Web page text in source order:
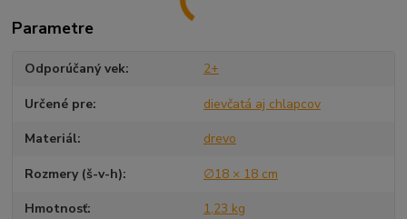
Parametre
Odporúčaný vek 2+
Určené pre dievčatá aj chlapcov
Materiál drevo
Rozmery (š-v-h) ∅18 × 18 cm
Hmotnosť 1,23 kg